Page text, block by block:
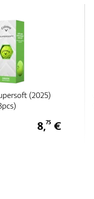
(2025)
8,75€